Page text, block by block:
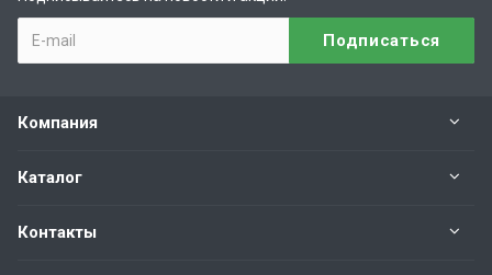
Компания
Каталог
Контакты